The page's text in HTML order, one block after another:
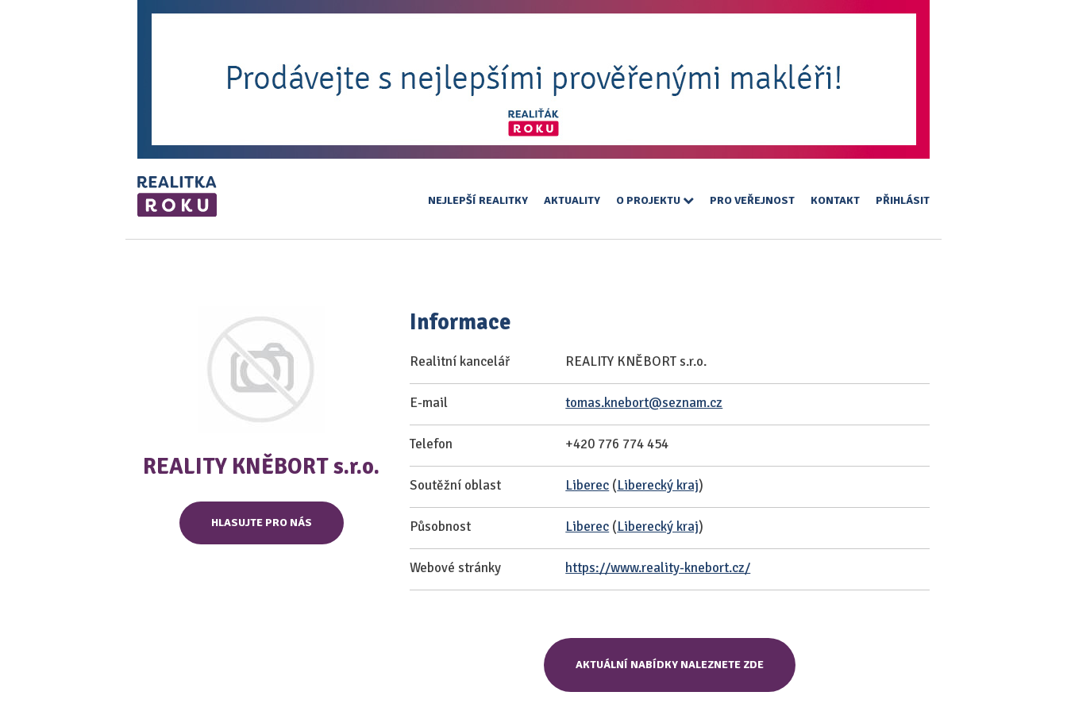
NEJLEPŠÍ REALITKY AKTUALITY O PROJEKTU PRO VEŘEJNOST KONTAKT PŘIHLÁSIT
REALITY KNĚBORT s.r.o.
HLASUJTE PRO NÁS
Informace
Realitní kancelář REALITY KNĚBORT s.r.o.
E-mail tomas.knebort@seznam.cz
Telefon +420 776 774 454
Soutěžní oblast Liberec (Liberecký kraj)
Působnost Liberec (Liberecký kraj)
Webové stránky https://www.reality-knebort.cz/
AKTUÁLNÍ NABÍDKY NALEZNETE ZDE